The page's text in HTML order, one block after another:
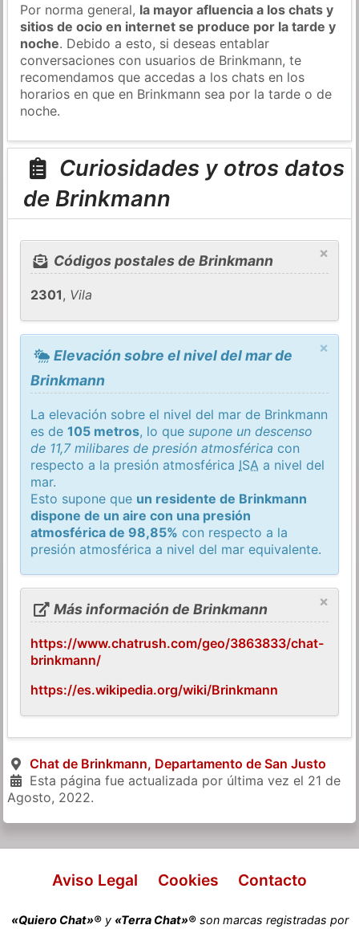
Por norma general, la mayor afluencia a los chats y
sitios de ocio en internet se produce por la tarde y
noche. Debido a esto, si deseas entablar
conversaciones con usuarios de Brinkmann, te
recomendamos que accedas a los chats en los
horarios en que en Brinkmann sea por la tarde o de
noche.
Curiosidades y otros datos
de Brinkmann
×
Códigos postales de Brinkmann
2301, Vila
×
Elevación sobre el nivel del mar de
Brinkmann
La elevación sobre el nivel del mar de Brinkmann
es de105 metros, lo quesupone un descenso
de 11,7 milibares de presión atmosférica con
respecto a la presión atmosférica ISA a nivel del
mar.
Esto supone que un residente de Brinkmann
dispone de un aire con una presión
atmosférica de 98,85% con respecto a la
presión atmosférica a nivel del mar equivalente.
×
Más información de Brinkmann
https://www.chatrush.com/geo/3863833/chat-
brinkmann/
https://es.wikipedia.org/wiki/Brinkmann
Chat de Brinkmann, Departamento de San Justo
Esta página fue actualizada por última vez el 21 de
Agosto, 2022.
Aviso Legal Cookies Contacto
«Quiero Chat»®y «Terra Chat»®son marcas registradas por